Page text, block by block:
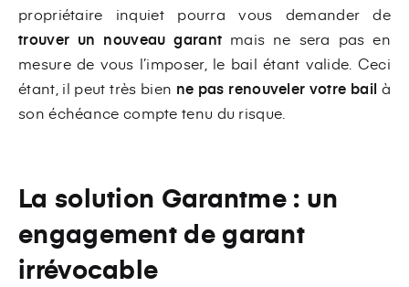
propriétaire inquiet pourra vous demander de
trouver un nouveau garant mais ne sera pas en
mesure de vous l’imposer, le bail étant valide. Ceci
étant, il peut très bien ne pas renouveler votre bail à
son échéance compte tenu du risque.
La solution Garantme : un
engagement de garant
irrévocable